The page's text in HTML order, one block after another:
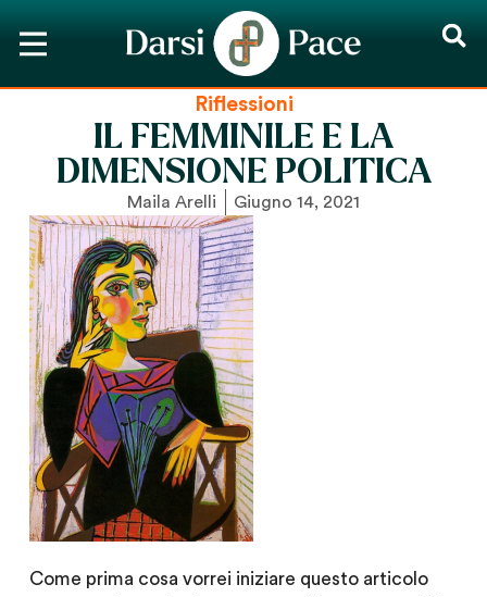
Riflessioni
IL FEMMINILE E LA
DIMENSIONE POLITICA
Maila Arelli Giugno 14, 2021
Come prima cosa vorrei iniziare questo articolo